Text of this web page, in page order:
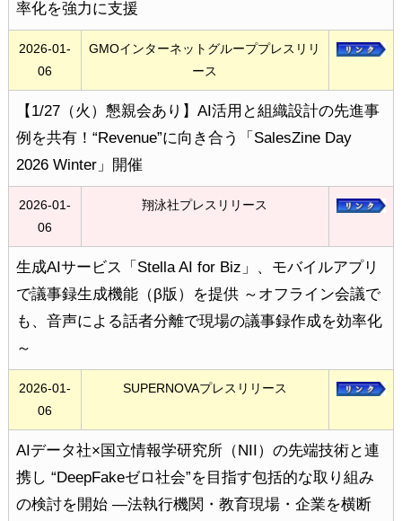
率化を強力に支援
2026-01-
06
GMOインターネットグループプレスリリ
ース
【1/27（火）懇親会あり】AI活用と組織設計の先進事
例を共有！“Revenue”に向き合う「SalesZine Day
2026 Winter」開催
2026-01-
06
翔泳社プレスリリース
生成AIサービス「Stella AI for Biz」、モバイルアプリ
で議事録生成機能（β版）を提供 ～オフライン会議で
も、音声による話者分離で現場の議事録作成を効率化
～
2026-01-
06
SUPERNOVAプレスリリース
AIデータ社×国立情報学研究所（NII）の先端技術と連
携し “DeepFakeゼロ社会”を目指す包括的な取り組み
の検討を開始 ―法執行機関・教育現場・企業を横断